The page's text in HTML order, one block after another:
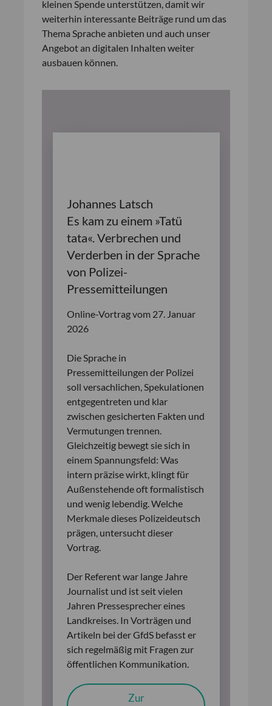
kleinen Spende unterstützen, damit wir
weiterhin interessante Beiträge rund um das
Thema Sprache anbieten und auch unser
Angebot an digitalen Inhalten weiter
ausbauen können.
Johannes Latsch
Es kam zu einem »Tatü
tata«. Verbrechen und
Verderben in der Sprache
von Polizei-
Pressemitteilungen
Online-Vortrag vom 27. Januar
2026
Die Sprache in
Pressemitteilungen der Polizei
soll versachlichen, Spekulationen
entgegentreten und klar
zwischen gesicherten Fakten und
Vermutungen trennen.
Gleichzeitig bewegt sie sich in
einem Spannungsfeld: Was
intern präzise wirkt, klingt für
Außenstehende oft formalistisch
und wenig lebendig. Welche
Merkmale dieses Polizeideutsch
prägen, untersucht dieser
Vortrag.
Der Referent war lange Jahre
Journalist und ist seit vielen
Jahren Pressesprecher eines
Landkreises. In Vorträgen und
Artikeln bei der GfdS befasst er
sich regelmäßig mit Fragen zur
öffentlichen Kommunikation.
Zur